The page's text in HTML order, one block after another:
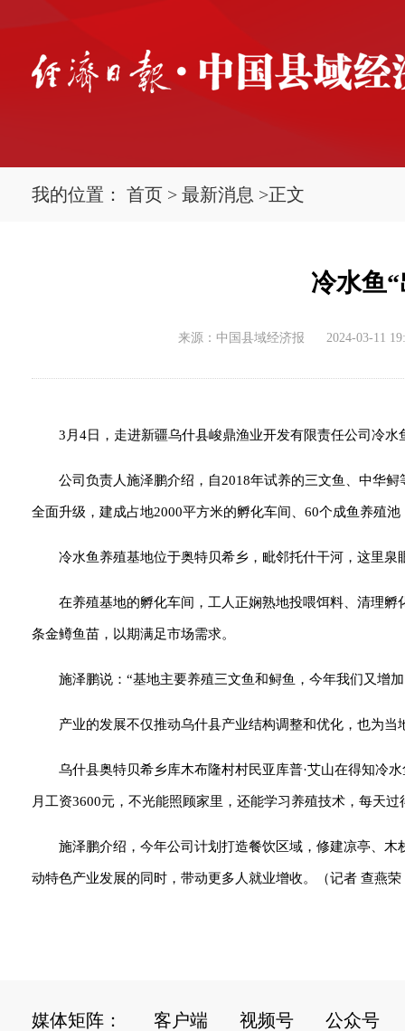
我的位置： 首页 > 最新消息 >正文
冷水鱼
来源：中国县域经济报 2024-03-11
3月4日，走进新疆乌什县峻鼎渔业开发有限责任公司冷
公司负责人施泽鹏介绍，自2018年试养的三文鱼、中华
全面升级，建成占地2000平方米的孵化车间、60个成鱼养殖
冷水鱼养殖基地位于奥特贝希乡，毗邻托什干河，这里
在养殖基地的孵化车间，工人正娴熟地投喂饵料、清理
条金鳟鱼苗，以期满足市场需求。
施泽鹏说：“基地主要养殖三文鱼和鲟鱼，今年我们又增
产业的发展不仅推动乌什县产业结构调整和优化，也为当
乌什县奥特贝希乡库木布隆村村民亚库普·艾山在得知冷
月工资3600元，不光能照顾家里，还能学习养殖技术，每天过
施泽鹏介绍，今年公司计划打造餐饮区域，修建凉亭、
动特色产业发展的同时，带动更多人就业增收。（记者 查燕
媒体矩阵： 客户端 视频号 公众号